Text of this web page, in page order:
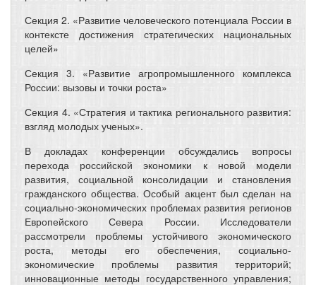
Секция 2. «Развитие человеческого потенциала России в
контексте достижения стратегических национальных
целей»
Секция 3. «Развитие агропромышленного комплекса
России: вызовы и точки роста»
Секция 4. «Стратегия и тактика регионального развития:
взгляд молодых ученых».
В докладах конференции обсуждались вопросы
перехода российской экономики к новой модели
развития, социальной консолидации и становления
гражданского общества. Особый акцент был сделан на
социально-экономических проблемах развития регионов
Европейского Севера России. Исследователи
рассмотрели проблемы устойчивого экономического
роста, методы его обеспечения, социально-
экономические проблемы развития территорий;
инновационные методы государственного управления;